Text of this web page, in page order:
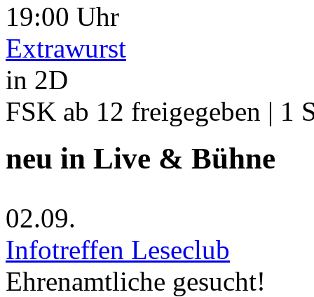
19:00 Uhr
Extrawurst
in 2D
FSK ab 12 freigegeben | 1
neu in Live & Bühne
02.09.
Infotreffen Leseclub
Ehrenamtliche gesucht!